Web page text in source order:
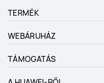
TERMÉK
WEBÁRUHÁZ
TÁMOGATÁS